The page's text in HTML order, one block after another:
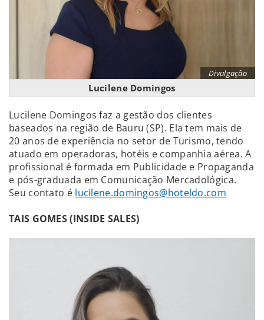
Divulgação
Lucilene Domingos
Lucilene Domingos faz a gestão dos clientes
baseados na região de Bauru (SP). Ela tem mais de
20 anos de experiência no setor de Turismo, tendo
atuado em operadoras, hotéis e companhia aérea. A
profissional é formada em Publicidade e Propaganda
e pós-graduada em Comunicação Mercadológica.
Seu contato é lucilene.domingos@hoteldo.com
TAIS GOMES (INSIDE SALES)